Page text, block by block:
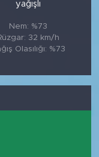
yağışlı
Nem: %73
32 km/h
Olasılığı: %73